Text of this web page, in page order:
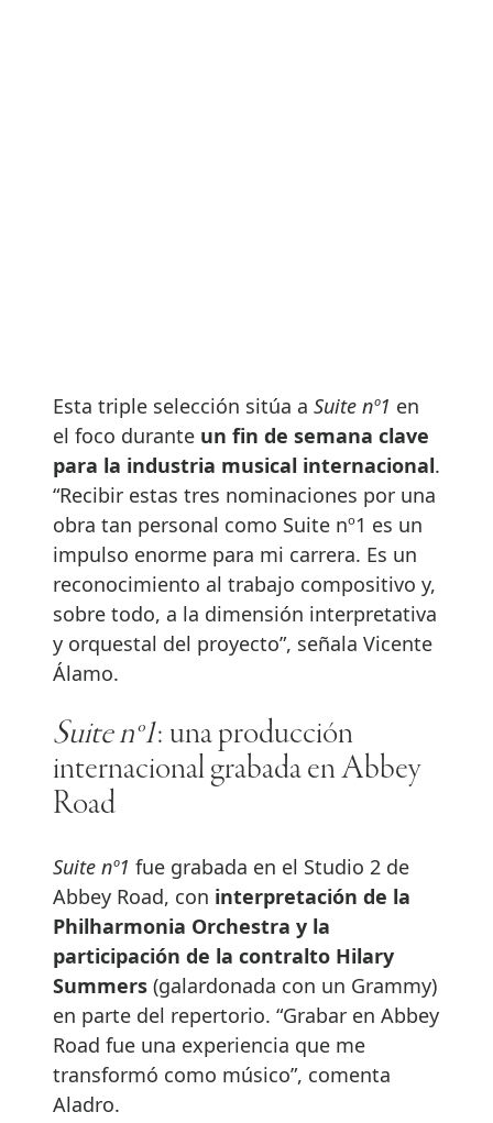
Esta triple selección sitúa a Suite nº1 en
el foco durante un fin de semana clave
para la industria musical internacional.
“Recibir estas tres nominaciones por una
obra tan personal como Suite nº1 es un
impulso enorme para mi carrera. Es un
reconocimiento al trabajo compositivo y,
sobre todo, a la dimensión interpretativa
y orquestal del proyecto”, señala Vicente
Álamo.
Suite nº1: una producción
internacional grabada en Abbey
Road
Suite nº1 fue grabada en el Studio 2 de
Abbey Road, con interpretación de la
Philharmonia Orchestra y la
participación de la contralto Hilary
Summers (galardonada con un Grammy)
en parte del repertorio. “Grabar en Abbey
Road fue una experiencia que me
transformó como músico”, comenta
Aladro.